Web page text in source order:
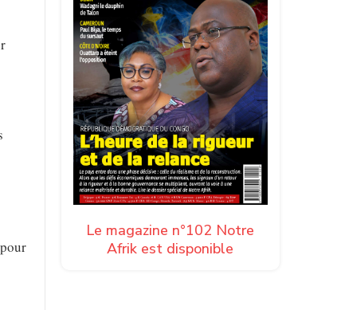
Le magazine n°102 Notre
Afrik est disponible